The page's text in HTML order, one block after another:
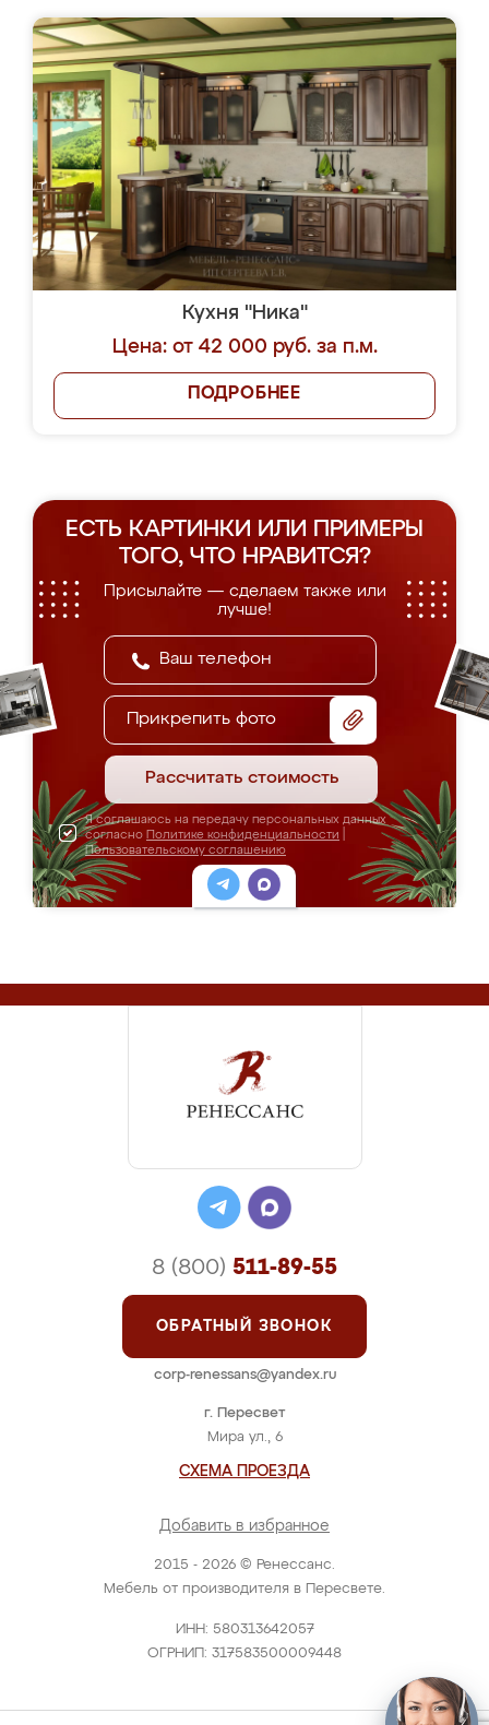
Кухня "Ника"
Цена: от 42 000 руб. за п.м.
ПОДРОБНЕЕ
ЕСТЬ КАРТИНКИ ИЛИ ПРИМЕРЫ
ТОГО, ЧТО НРАВИТСЯ?
Присылайте — сделаем также или
лучше!
Прикрепить фото
Рассчитать стоимость
Я соглашаюсь на передачу персональных данных
согласно Политике конфиденциальности
Пользовательскому соглашению
2015 - 2026 © Ренессанс.
Мебель от производителя в Пересвете.
ИНН: 580313642057
ОГРНИП: 317583500009448
г. Пересвет
Мира ул., 6
СХЕМА ПРОЕЗДА
Добавить в избранное
8 (800) 511-89-55
ОБРАТНЫЙ ЗВОНОК
corp-renessans@yandex.ru